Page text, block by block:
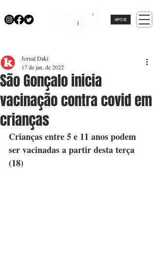
APOIE
São Gonçalo inicia
vacinação contra covid em
crianças
Jornal Daki
17 de jan. de 2022
Crianças entre 5 e 11 anos podem
ser vacinadas a partir desta terça
(18)